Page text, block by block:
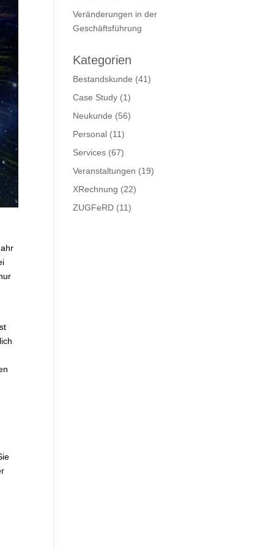
Veränderungen in der
Geschäftsführung
Kategorien
Bestandskunde (41)
Case Study (1)
Neukunde (56)
Personal (11)
Services (67)
Veranstaltungen (19)
XRechnung (22)
ZUGFeRD (11)